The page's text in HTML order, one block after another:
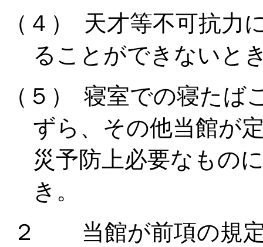
（４）
天才等不可抗力
ることができないと
（５）
寝室での寝たば
ずら、その他当館が
災予防上必要なもの
き。
２ 当館が前項の規定